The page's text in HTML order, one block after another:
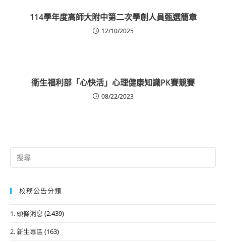
114學年度高師大附中第二次學創人員甄選簡章
12/10/2025
衛生福利部「心快活」心理健康知識PK賽競賽
08/22/2023
Search
for:
校務公告分類
1. 頭條消息 (2,439)
2. 新生專區 (163)